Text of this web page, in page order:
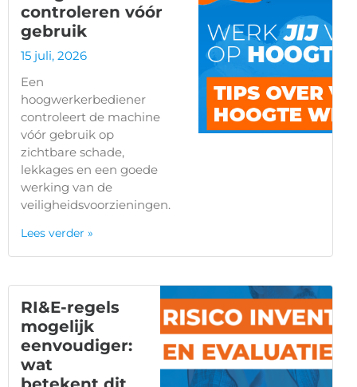
controleren vóór
gebruik
15 juli, 2026
Een
hoogwerkerbediener
controleert de machine
vóór gebruik op
zichtbare schade,
lekkages en een goede
werking van de
veiligheidsvoorzieningen.
Lees verder »
RI&E-regels
mogelijk
eenvoudiger:
wat